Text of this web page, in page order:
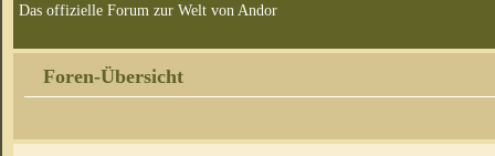
Das offizielle Forum zur Welt von Andor
Foren-Übersicht